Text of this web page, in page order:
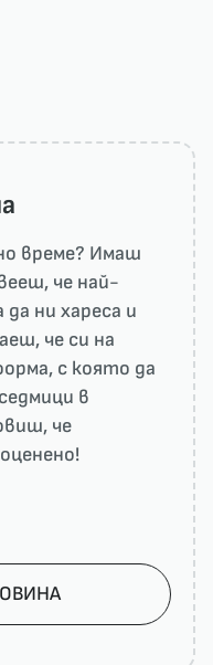
време? Имаш
че най-
ни харесa и
че си на
с която да
в
че